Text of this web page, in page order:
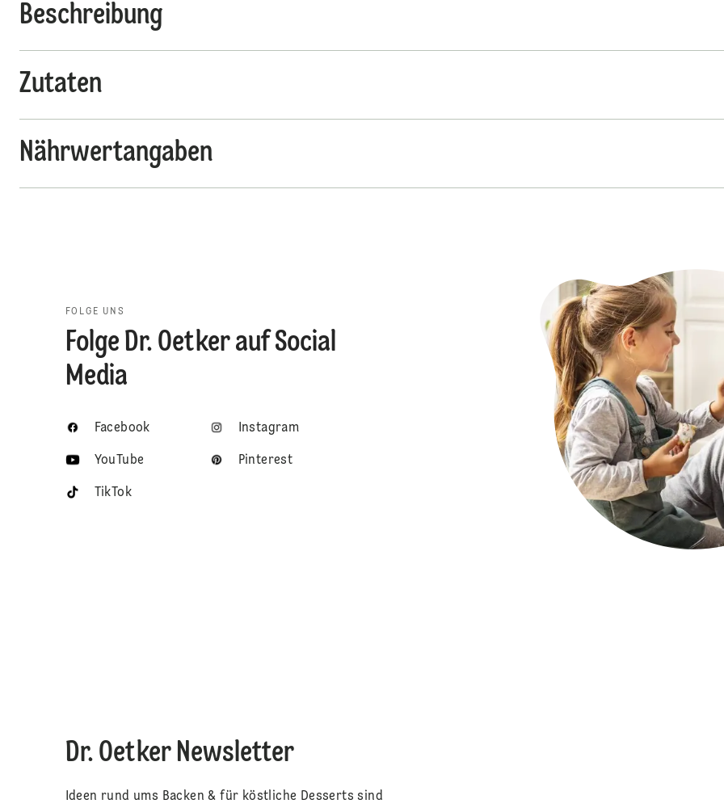
Beschreibung
Zutaten
Nährwertangaben
FOLGE UNS
Folge Dr. Oetker auf Social
Media
Facebook Instagram
YouTube Pinterest
TikTok
Dr. Oetker Newsletter
Ideen rund ums Backen & für köstliche Desserts sind